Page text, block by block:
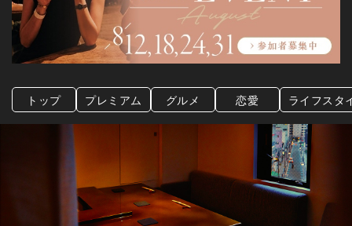
トップ プレミアム グルメ 恋愛 ライフスタ